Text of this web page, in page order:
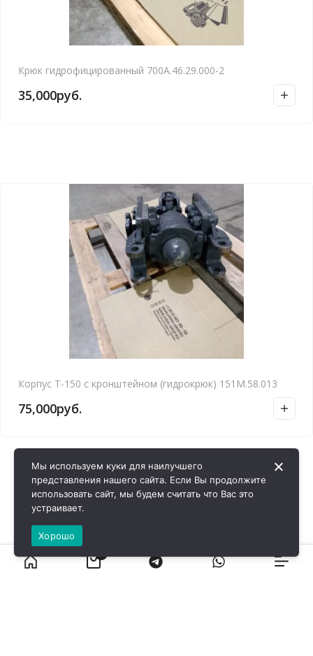
Крюк гидрофицированный 700А.46.29.000-2
35,000руб.
Корпус Т-150 с кронштейном (гидрокрюк) 151М.58.013
75,000руб.
Мы используем куки для наилучшего
представления нашего сайта. Если Вы продолжите
использовать сайт, мы будем считать что Вас это
устраивает.
Хорошо